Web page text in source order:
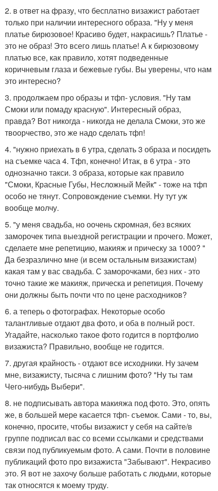
2. в ответ на фразу, что бесплатно визажист работает
только при наличии интересного образа. "Ну у меня
платье бирюзовое! Красиво будет, накрасишь? Платье -
это не образ! Это всего лишь платье! А к бирюзовому
платью все, как правило, хотят подведенные
коричневым глаза и бежевые губы. Вы уверены, что нам
это интересно?
3. продолжаем про образы и тфп- условия. "Ну там
Смоки или помаду красную". Интересный образ,
правда? Вот никогда - никогда не делала Смоки, это же
твоорчество, это же надо сделать тфп!
4. "нужно приехать в 6 утра, сделать 3 образа и посидеть
на съемке часа 4. Тфп, конечно! Итак, в 6 утра - это
однозначно такси. 3 образа, которые как правило
"Смоки, Красные Губы, Несложный Мейк" - тоже на тфп
особо не тянут. Сопровождение съемки. Ну тут уж
вообще молчу.
5. "у меня свадьба, но оочень скромная, без всяких
заморочек типа выездной регистрации и прочего. Может,
сделаете мне репетицию, макияж и прическу за 1000? "
Да безразлично мне (и всем остальным визажистам)
какая там у вас свадьба. С заморочками, без них - это
точно такие же макияж, прическа и репетиция. Почему
они должны быть почти что по цене расходников?
6. а теперь о фотографах. Некоторые особо
талантливые отдают два фото, и оба в полный рост.
Угадайте, насколько такое фото годится в портфолио
визажиста? Правильно, вообще не годится.
7. другая крайность - отдают все исходники. Ну зачем
мне, визажисту, тысяча с лишним фото? "Ну ты там
Чего-нибудь Выбери".
8. не подписывать автора макияжа под фото. Это, опять
же, в большей мере касается тфп- съемок. Сами - то, вы,
конечно, просите, чтобы визажист у себя на сайте/в
группе подписал вас со всеми ссылками и средствами
связи под публикуемым фото. А сами. Почти в половине
публикаций фото про визажиста "Забывают". Некрасиво
это. Я вот не захочу больше работать с людьми, которые
так относятся к моему труду.